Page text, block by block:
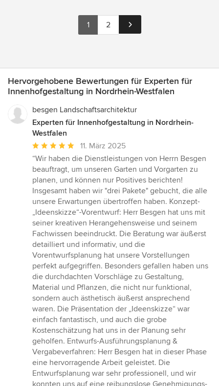
1 2
Hervorgehobene Bewertungen für Experten für
Innenhofgestaltung in Nordrhein-Westfalen
besgen Landschaftsarchitektur
Experten für Innenhofgestaltung in Nordrhein-
Westfalen
Durchschnittliche
Bewertung:
5
von
5
Sternen
11. März 2025
“Wir haben die Dienstleistungen von Herrn Besgen
beauftragt, um unseren Garten und Vorgarten zu
planen, und können nur Positives berichten!
Insgesamt haben wir "drei Pakete" gebucht, die alle
unsere Erwartungen übertroffen haben. Konzept-
„Ideenskizze“-Vorentwurf: Herr Besgen hat uns mit
seiner kreativen Herangehensweise und seinem
Fachwissen beeindruckt. Die Beratung war äußerst
detailliert und informativ, und die
Vorentwurfsplanung hat unsere Vorstellungen
perfekt aufgegriffen. Besonders gefallen haben uns
die durchdachten Vorschläge zu Gestaltung,
Material und Pflanzen, die nicht nur funktional,
sondern auch ästhetisch äußerst ansprechend
waren. Die Präsentation der „Ideenskizze“ war
einfach fantastisch, und auch die grobe
Kostenschätzung hat uns in der Planung sehr
geholfen. Entwurfs-Ausführungsplanung &
Vergabeverfahren: Herr Besgen hat in dieser Phase
eine hervorragende Arbeit geleistet. Die
Entwurfsplanung war sehr professionell, und wir
konnten uns auf eine reibungslose Genehmigungs-